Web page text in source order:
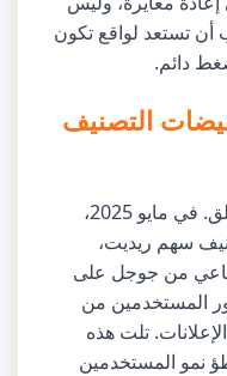
أن تستعد لواقع تكون
دائم.
التصنيف
أصدرت الأسواق المالية حكمًا بالقلق. في مايو 2025،
سهم ريديت،
من جوجل على
المستخدمين من
تلت هذه
نمو المستخدمين